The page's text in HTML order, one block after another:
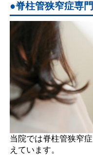
脊柱管狭窄症専
当院では脊柱管狭窄
えています。